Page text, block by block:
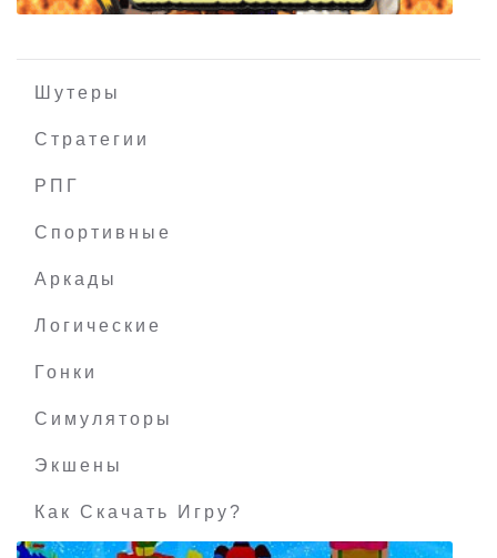
Шутеры
Стратегии
РПГ
Спортивные
Аркады
Логические
Гонки
Симуляторы
Экшены
Как Скачать Игру?